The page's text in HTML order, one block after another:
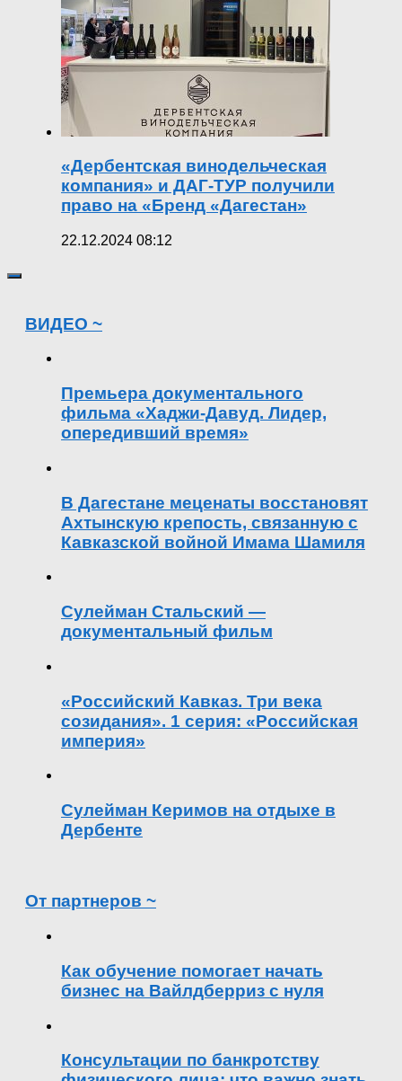
«Дербентская винодельческая
компания» и ДАГ-ТУР получили
право на «Бренд «Дагестан»
22.12.2024 08:12
ВИДЕО ~
Премьера документального
фильма «Хаджи-Давуд. Лидер,
опередивший время»
В Дагестане меценаты восстановят
Ахтынскую крепость, связанную с
Кавказской войной Имама Шамиля
Сулейман Стальский —
документальный фильм
«Российский Кавказ. Три века
созидания». 1 серия: «Российская
империя»
Сулейман Керимов на отдыхе в
Дербенте
От партнеров ~
Как обучение помогает начать
бизнес на Вайлдберриз с нуля
Консультации по банкротству